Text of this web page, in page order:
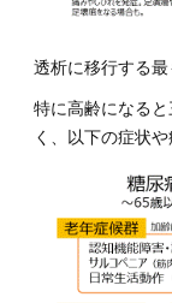
透析に移行する最
特に高齢になる
く、以下の症状